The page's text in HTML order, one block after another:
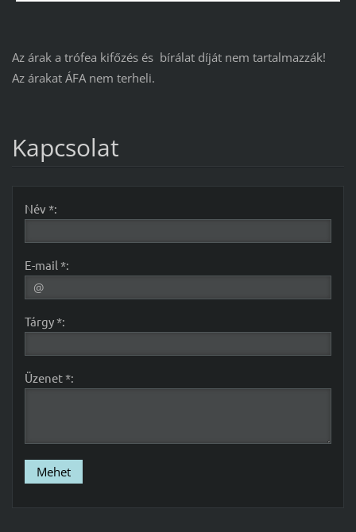
Az árak a trófea kifőzés és bírálat díját nem tartalmazzák!
Az árakat ÁFA nem terheli.
Kapcsolat
Név *:
E-mail *:
Tárgy *:
Üzenet *: